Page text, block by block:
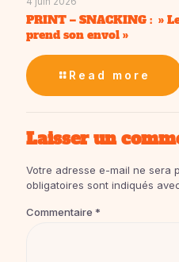
PRINT – SNACKING : »
prend son envol »
Read more
Laisser un
Votre adresse e-mail ne sera
obligatoires sont indiqués
Commentaire *